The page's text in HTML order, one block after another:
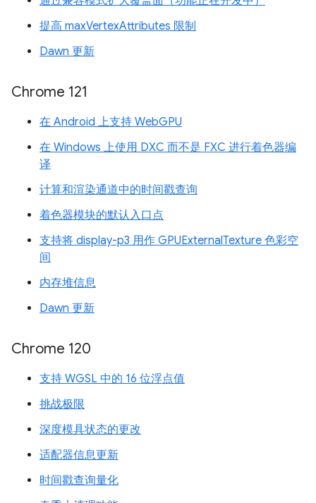
提高 maxVertexAttributes 限制
Dawn 更新
Chrome 121
在 Android 上支持 WebGPU
在 Windows 上使用 DXC 而不是 FXC 进行着色器编
译
计算和渲染通道中的时间戳查询
着色器模块的默认入口点
支持将 display-p3 用作 GPUExternalTexture 色彩空
间
内存堆信息
Dawn 更新
Chrome 120
支持 WGSL 中的 16 位浮点值
挑战极限
深度模具状态的更改
适配器信息更新
时间戳查询量化